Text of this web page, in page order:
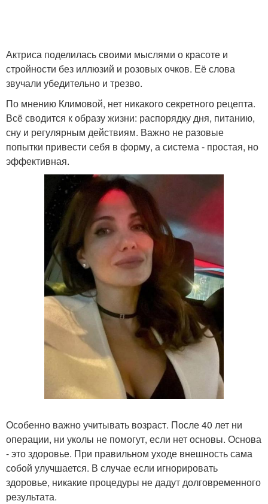
Актриса поделилась своими мыслями о красоте и
стройности без иллюзий и розовых очков. Её слова
звучали убедительно и трезво.
По мнению Климовой, нет никакого секретного рецепта.
Всё сводится к образу жизни: распорядку дня, питанию,
сну и регулярным действиям. Важно не разовые
попытки привести себя в форму, а система - простая, но
эффективная.
Особенно важно учитывать возраст. После 40 лет ни
операции, ни уколы не помогут, если нет основы. Основа
- это здоровье. При правильном уходе внешность сама
собой улучшается. В случае если игнорировать
здоровье, никакие процедуры не дадут долговременного
результата.